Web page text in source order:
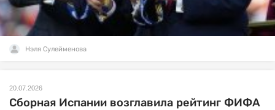
Нэля Сулейменова
20.07.2026
Сборная Испании возглавила рейтинг ФИФА